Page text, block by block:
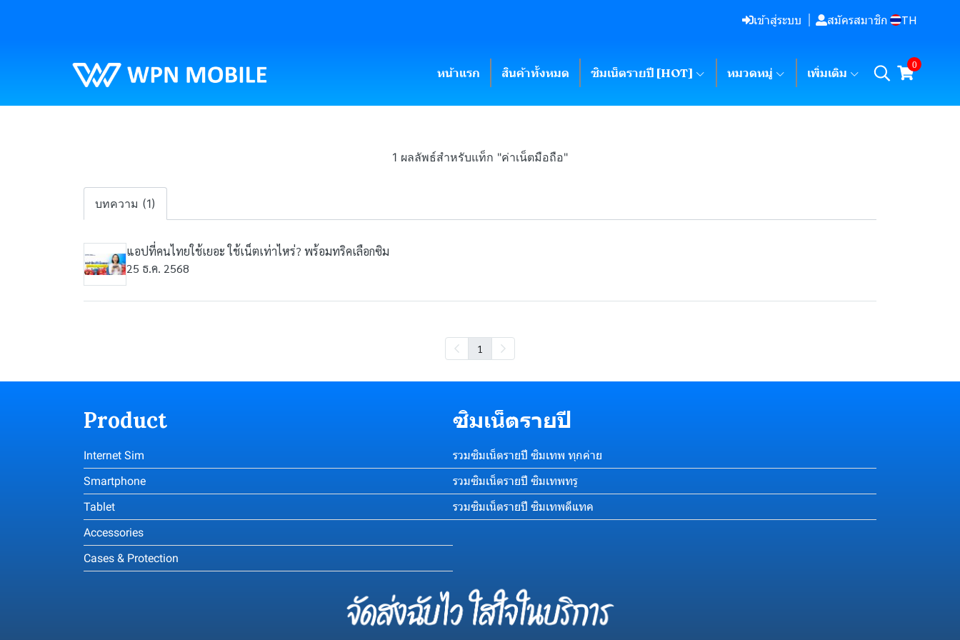
เข้าสู่ระบบ สมัครสมาชิก TH
หน้าแรก สินค้าทั้งหมด ซิมเน็ตรายปี [HOT] หมวดหมู่ เพิ่มเติม
0
1 ผลลัพธ์สำหรับแท็ก "ค่าเน็ตมือถือ"
บทความ (1)
แอปที่คนไทยใช้เยอะ ใช้เน็ตเท่าไหร่? พร้อมทริคเลือกซิม
25 ธ.ค. 2568
1
Product
Internet Sim
Smartphone
Tablet
Accessories
Cases & Protection
ซิมเน็ตรายปี
รวมซิมเน็ตรายปี ซิมเทพ ทุกค่าย
รวมซิมเน็ตรายปี ซิมเทพทรู
รวมซิมเน็ตรายปี ซิมเทพดีแทค